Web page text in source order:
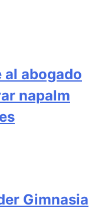
al abogado
napalm
Gimnasia